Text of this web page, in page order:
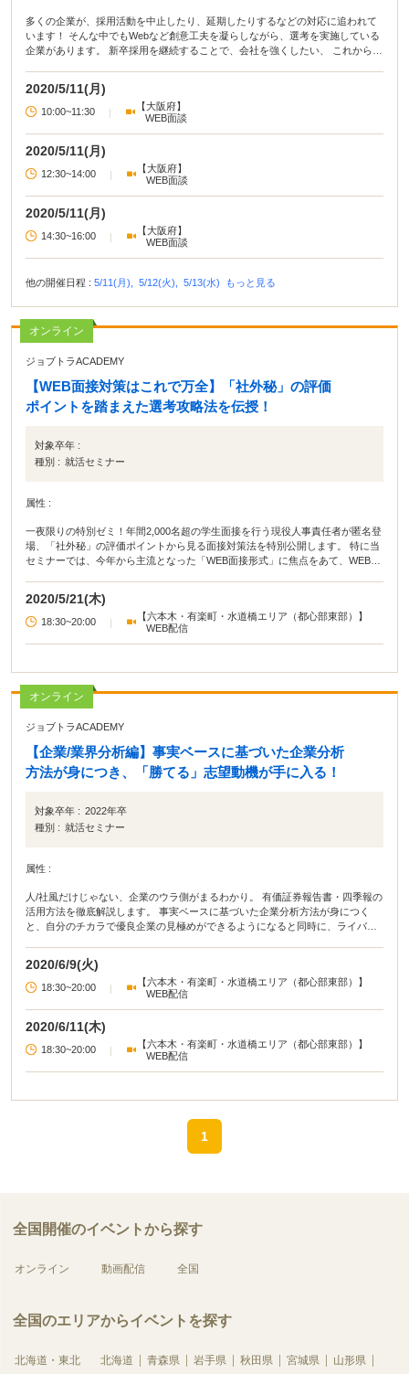
多くの企業が、採用活動を中止したり、延期したりするなどの対応に追われて
います！ そんな中でもWebなど創意工夫を凝らしながら、選考を実施している
企業があります。 新卒採用を継続することで、会社を強くしたい、 これからも
自体は知らなかったり、、、。 そんな今受けるべき優良企業をご紹介します！
また完全個別の選考対策も実施します。 Webならではの悩み、選考を受ける中
での悩みを解消しながら、 一緒に就職活動を進めて行きましょう。
2020/5/11(月)
10:00~11:30 |
【大阪府】
WEB面談
2020/5/11(月)
12:30~14:00 |
【大阪府】
WEB面談
2020/5/11(月)
14:30~16:00 |
【大阪府】
WEB面談
他の開催日程 : 5/11(月), 5/12(火), 5/13(水) もっと見る
オンライン
ジョブトラACADEMY
【WEB面接対策はこれで万全】「社外秘」の評価
ポイントを踏まえた選考攻略法を伝授！
対象卒年 :
種別 : 就活セミナー
属性 :
一夜限りの特別ゼミ！年間2,000名超の学生面接を行う現役人事責任者が匿名登
場、「社外秘」の評価ポイントから見る面接対策法を特別公開します。 特に当
セミナーでは、今年から主流となった「WEB面接形式」に焦点をあて、WEB面
送りフラグ…etc、教科書やWEBでは言えないホンネの評価ポイントを赤裸々告
白します。 セミナー参加者は、1.5時間で明日から使えるWEB面接対策メソッ
ドを習得することができます。
2020/5/21(木)
18:30~20:00 |
【六本木・有楽町・水道橋エリア（都心部東部）】
WEB配信
オンライン
ジョブトラACADEMY
【企業/業界分析編】事実ベースに基づいた企業分析
方法が身につき、「勝てる」志望動機が手に入る！
対象卒年 : 2022年卒
種別 : 就活セミナー
属性 :
人/社風だけじゃない、企業のウラ側がまるわかり。 有価証券報告書・四季報の
活用方法を徹底解説します。 事実ベースに基づいた企業分析方法が身につく
と、自分のチカラで優良企業の見極めができるようになると同時に、ライバル
を伝授します。
2020/6/9(火)
18:30~20:00 |
【六本木・有楽町・水道橋エリア（都心部東部）】
WEB配信
2020/6/11(木)
18:30~20:00 |
【六本木・有楽町・水道橋エリア（都心部東部）】
WEB配信
1
全国開催のイベントから探す
オンライン 動画配信 全国
全国のエリアからイベントを探す
北海道・東北 北海道 青森県 岩手県 秋田県 宮城県
山形県